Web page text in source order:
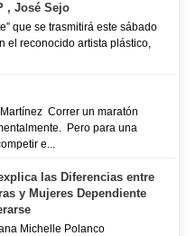
, José Sejo
que se trasmitirá este sábado
el reconocido artista plástico,
Correr un maratón
Pero para una
e...
las Diferencias entre
y Mujeres Dependiente
Michelle Polanco